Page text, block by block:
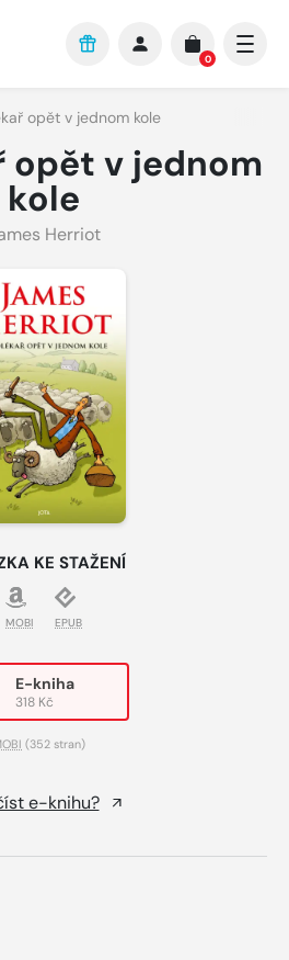
0
opět v jednom kole
opět v jednom
kole
Herriot
KE STAŽENÍ
MOBI EPUB
E-kniha
318 Kč
(352 stran)
e-knihu?